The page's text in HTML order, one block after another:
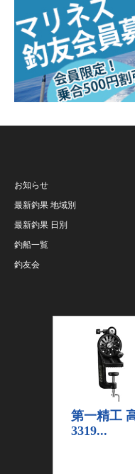
お知らせ
最新釣果 地域別
最新釣果 日別
釣船一覧
釣友会